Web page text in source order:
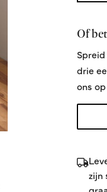
Of
drie
ons
zijn